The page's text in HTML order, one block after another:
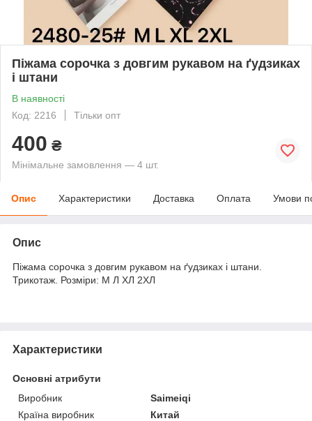
Піжама сорочка з довгим рукавом на ґудзиках
і штани
В наявності
Код: 2216
Тільки опт
400 ₴
Мінімальне замовлення — 4 шт.
Опис Характеристики Доставка Оплата Умови
Опис
Піжама сорочка з довгим рукавом на ґудзиках і штани.
Трикотаж. Розміри: М Л ХЛ 2ХЛ
Характеристики
Основні атрибути
Виробник
Saimeiqi
Країна виробник
Китай